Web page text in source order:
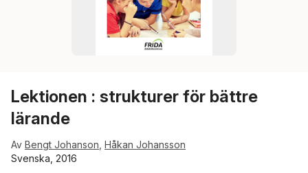
Lektionen : strukturer för bättre
lärande
Av Bengt Johanson Håkan Johansson
Svenska, 2016